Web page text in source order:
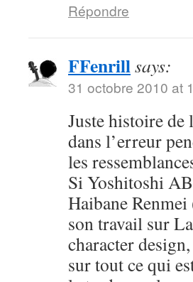
Répondre
FFenrillsays:
31 octobre 2010 at
Juste histoire de
dans l’erreur
les
Si Yoshitoshi
Haibane
son travail sur
character
sur tout ce qui